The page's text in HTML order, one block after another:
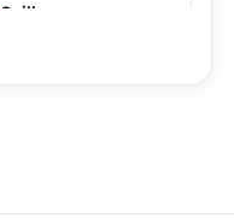
Quillan